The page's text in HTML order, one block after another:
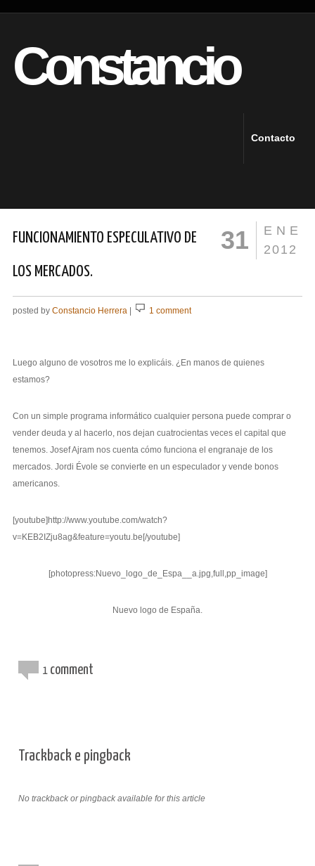
Constancio
Contacto
FUNCIONAMIENTO ESPECULATIVO DE
LOS MERCADOS.
ENE
2012
31
posted by Constancio Herrera | 1 comment
Luego alguno de vosotros me lo explicáis. ¿En manos de quienes
estamos?
Con un simple programa informático cualquier persona puede comprar o
vender deuda y al hacerlo, nos dejan cuatrocientas veces el capital que
tenemos. Josef Ajram nos cuenta cómo funciona el engranaje de los
mercados. Jordi Évole se convierte en un especulador y vende bonos
americanos.
[youtube]http://www.youtube.com/watch?
v=KEB2IZju8ag&feature=youtu.be[/youtube]
[photopress:Nuevo_logo_de_Espa__a.jpg,full,pp_image]
Nuevo logo de España.
1 comment
Trackback e pingback
No trackback or pingback available for this article